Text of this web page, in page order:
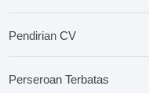
Pendirian CV
Perseroan Terbatas